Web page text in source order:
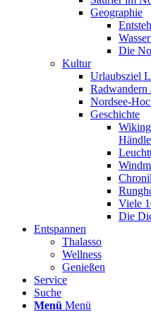
Geographie
Die
Kultur
Urlaubsziel
Radwandern
Nordsee-
Geschichte
Viele
Die
Entspannen
Thalasso
Wellness
Genießen
Service
Suche
Menü Menü